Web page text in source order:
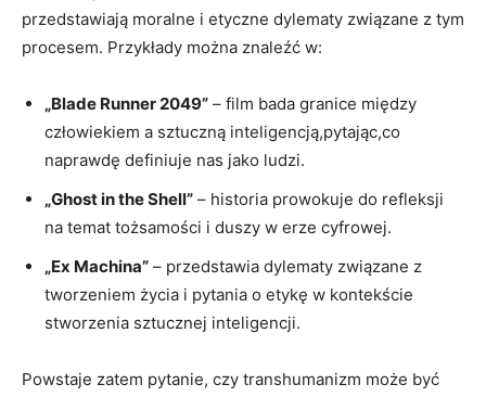
przedstawiają moralne i etyczne dylematy związane z tym
procesem. Przykłady można znaleźć w:
„Blade Runner 2049” – film bada granice między
człowiekiem a sztuczną inteligencją,pytając,co
naprawdę definiuje nas jako ludzi.
„Ghost in the Shell” – historia prowokuje do refleksji
na temat tożsamości i duszy w erze cyfrowej.
„Ex Machina” – przedstawia dylematy związane z
tworzeniem życia i pytania o etykę w kontekście
stworzenia sztucznej inteligencji.
Powstaje zatem pytanie, czy transhumanizm może być